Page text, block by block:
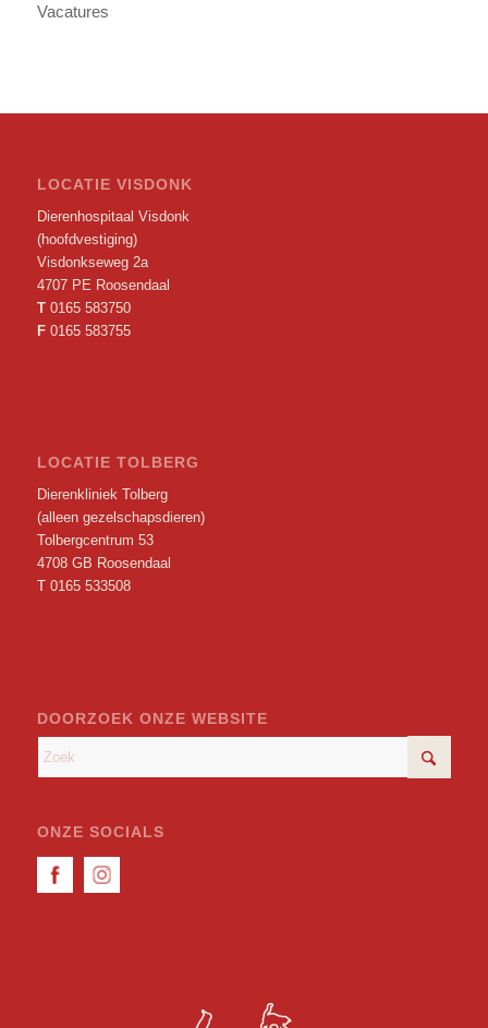
Vacatures
LOCATIE VISDONK
Dierenhospitaal Visdonk
(hoofdvestiging)
Visdonkseweg 2a
4707 PE Roosendaal
T 0165 583750
F 0165 583755
LOCATIE TOLBERG
Dierenkliniek Tolberg
(alleen gezelschapsdieren)
Tolbergcentrum 53
4708 GB Roosendaal
T 0165 533508
DOORZOEK ONZE WEBSITE
ONZE SOCIALS